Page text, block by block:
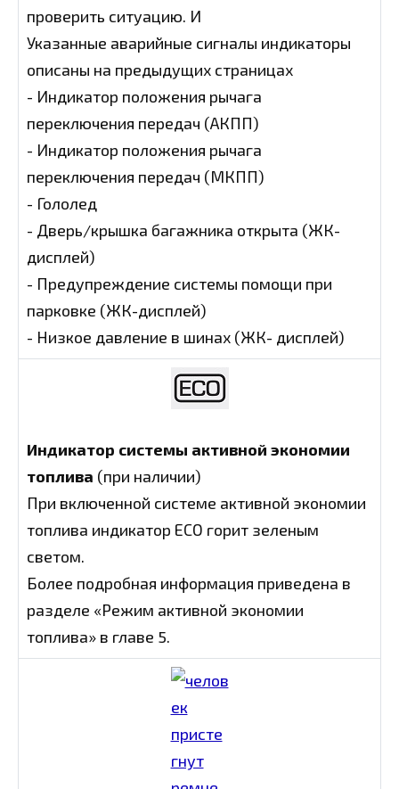
проверить ситуацию. И
Указанные аварийные сигналы индикаторы
описаны на предыдущих страницах
- Индикатор положения рычага
переключения передач (АКПП)
- Индикатор положения рычага
переключения передач (МКПП)
- Гололед
- Дверь/крышка багажника открыта (ЖК-
дисплей)
- Предупреждение системы помощи при
парковке (ЖК-дисплей)
- Низкое давление в шинах (ЖК- дисплей)
Индикатор системы активной экономии
топлива (при наличии)
При включенной системе активной экономии
топлива индикатор ЕСО горит зеленым
светом.
Более подробная информация приведена в
разделе «Режим активной экономии
топлива» в главе 5.